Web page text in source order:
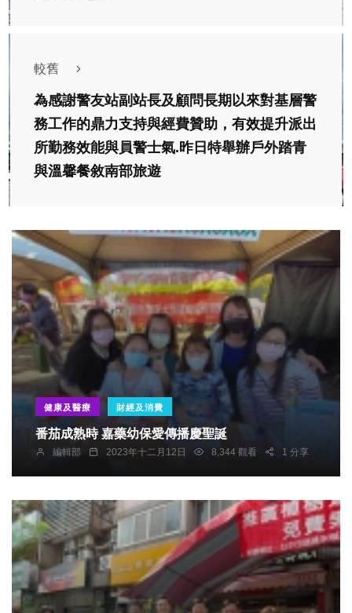
較舊
為感謝警友站副站長及顧問長期以來對基層警
務工作的鼎力支持與經費贊助，有效提升派出
所勤務效能與員警士氣.昨日特舉辦戶外踏青
與溫馨餐敘南部旅遊
健康及醫療 財經及消費
番茄成熟時 嘉藥幼保愛傳播慶聖誕
編輯部 2023年十二月12日 8,344 觀看 1 分享